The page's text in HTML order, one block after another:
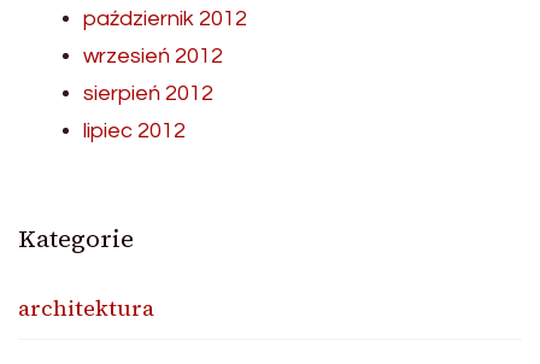
październik 2012
wrzesień 2012
sierpień 2012
lipiec 2012
Kategorie
architektura